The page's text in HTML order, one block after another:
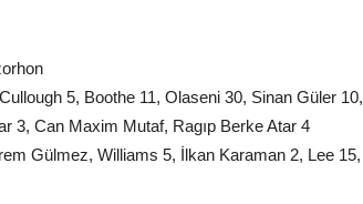
5, Boothe 11, Olaseni 30, Sinan Güler 10,
3, Can Maxim Mutaf, Ragıp Berke Atar 4
Gülmez, Williams 5, İlkan Karaman 2, Lee 15,